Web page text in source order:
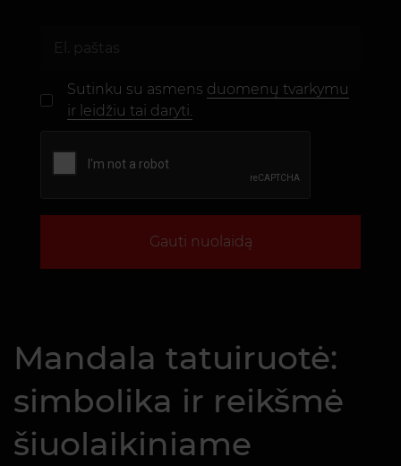
Sutinku su asmens duomenų tvarkymu
ir leidžiu tai daryti.
Gauti nuolaidą
Mandala tatuiruotė:
simbolika ir reikšmė
šiuolaikiniame